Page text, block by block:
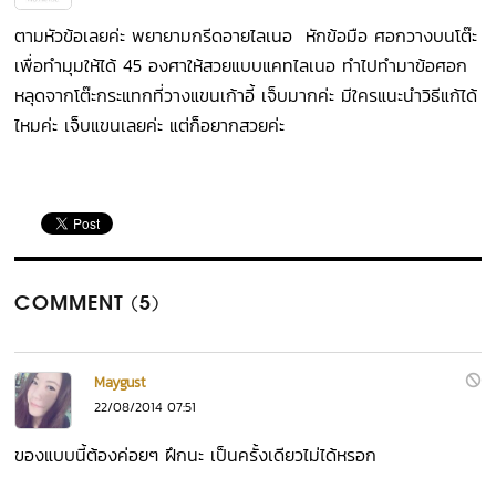
ตามหัวข้อเลยค่ะ พยายามกรีดอายไลเนอ หักข้อมือ ศอกวางบนโต๊ะ
เพื่อทำมุมให้ได้ 45 องศาให้สวยแบบแคทไลเนอ ทำไปทำมาข้อศอก
หลุดจากโต๊ะกระแทกที่วางแขนเก้าอี้ เจ็บมากค่ะ มีใครแนะนำวิธีแก้ได้
ไหมค่ะ เจ็บแขนเลยค่ะ แต่ก็อยากสวยค่ะ
COMMENT (5)
Maygust
22/08/2014 07:51
ของแบบนี้ต้องค่อยๆ ฝึกนะ เป็นครั้งเดียวไม่ได้หรอก